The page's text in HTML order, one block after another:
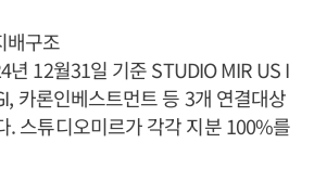
구조
년 12월31일 기준 STUDIO MIR US I
카론인베스트먼트 등 3개 연결대상
. 스튜디오미르가 각각 지분 100%를